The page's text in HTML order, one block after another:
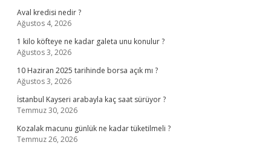
Aval kredisi nedir ?
Ağustos 4, 2026
1 kilo köfteye ne kadar galeta unu konulur ?
Ağustos 3, 2026
10 Haziran 2025 tarihinde borsa açık mı ?
Ağustos 3, 2026
İstanbul Kayseri arabayla kaç saat sürüyor ?
Temmuz 30, 2026
Kozalak macunu günlük ne kadar tüketilmeli ?
Temmuz 26, 2026